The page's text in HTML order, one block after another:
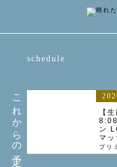
これからの予定
schedule
【
ン
マッ
プリ